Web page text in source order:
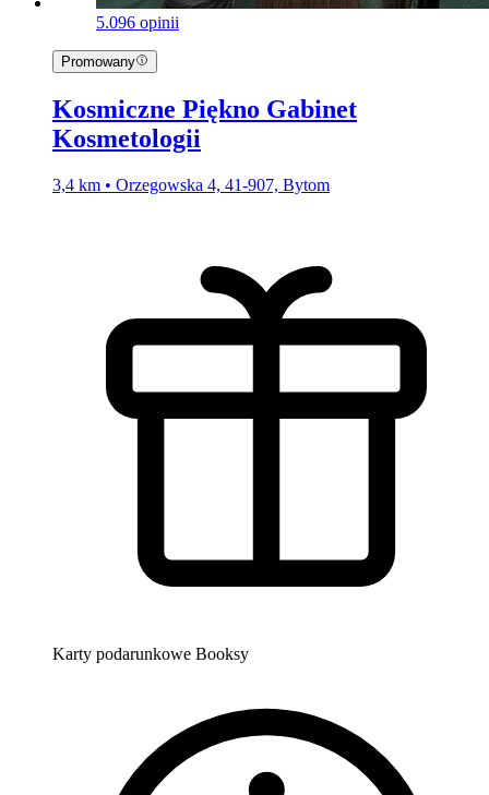
5.096 opinii
Promowany
Kosmiczne Piękno Gabinet
Kosmetologii
3,4 km • Orzegowska 4, 41-907, Bytom
Karty podarunkowe Booksy